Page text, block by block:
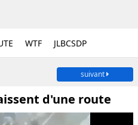
WTF JLBCSDP
suivant
d'une route